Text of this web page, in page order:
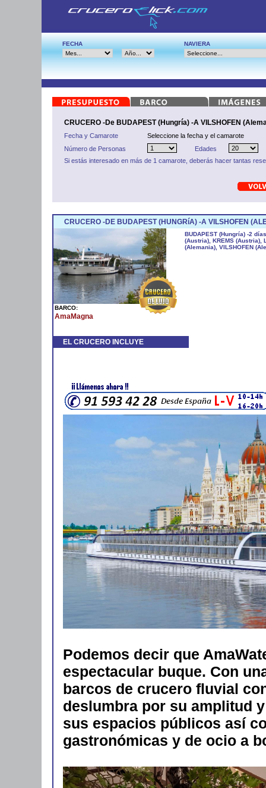
FECHA NAVIERA
CRUCERO -De BUDAPEST (Hungría) -A VILSHOFEN
Fecha y Camarote
Seleccione la fecha y el camarote
Número de Personas
Edades
Si estás interesado en más de 1 camarote, deberás hacer tantas
CRUCERO -DE BUDAPEST (HUNGRíA) -A VILSHOFEN
BARCO:
AmaMagna
BUDAPEST (Hungría) -2
(Austria), KREMS (Austria),
(Alemania), VILSHOFEN
EL CRUCERO INCLUYE
Podemos decir que
espectacular buque. Con
barcos de crucero fluvial
deslumbra por su amplitud
sus espacios públicos así
gastronómicas y de ocio a